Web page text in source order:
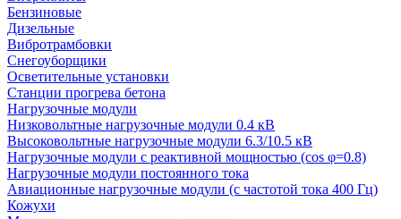
Бензиновые
Дизельные
Вибротрамбовки
Снегоуборщики
Осветительные установки
Станции прогрева бетона
Нагрузочные модули
Низковольтные нагрузочные модули 0.4 кВ
Высоковольтные нагрузочные модули 6.3/10.5 кВ
Нагрузочные модули с реактивной мощностью (cos φ=0.8)
Нагрузочные модули постоянного тока
Авиационные нагрузочные модули (с частотой тока 400 Гц)
Кожухи